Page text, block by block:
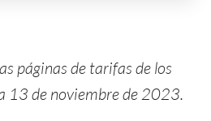
páginas de tarifas de los
13 de noviembre de 2023.